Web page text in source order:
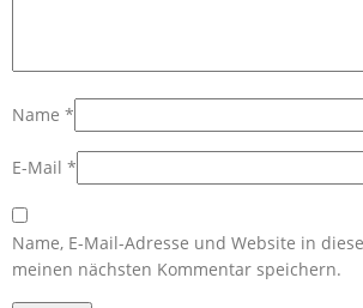
Name *
E-Mail *
Name, E-Mail-Adresse und Website in
meinen nächsten Kommentar speichern.